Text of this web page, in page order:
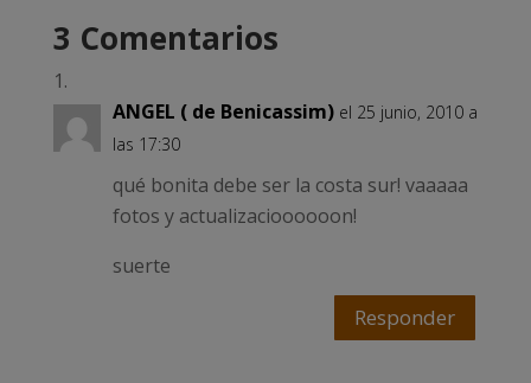
3 Comentarios
ANGEL ( de Benicassim) el 25 junio, 2010 a
las 17:30
qué bonita debe ser la costa sur! vaaaaa
fotos y actualizacioooooon!
suerte
Responder